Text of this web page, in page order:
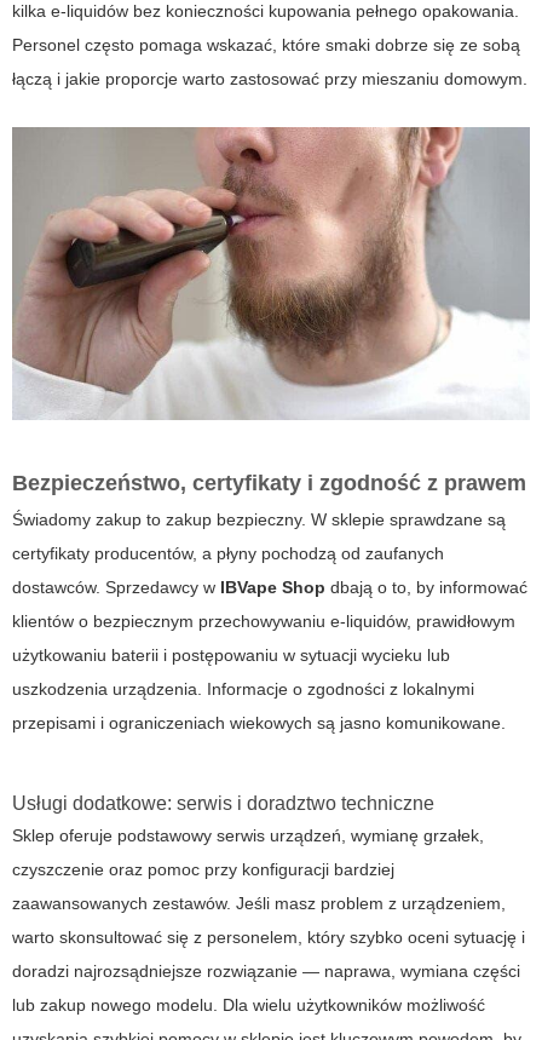
kilka e-liquidów bez konieczności kupowania pełnego opakowania.
Personel często pomaga wskazać, które smaki dobrze się ze sobą
łączą i jakie proporcje warto zastosować przy mieszaniu domowym.
Bezpieczeństwo, certyfikaty i zgodność z prawem
Świadomy zakup to zakup bezpieczny. W sklepie sprawdzane są
certyfikaty producentów, a płyny pochodzą od zaufanych
dostawców. Sprzedawcy w IBVape Shop dbają o to, by informować
klientów o bezpiecznym przechowywaniu e-liquidów, prawidłowym
użytkowaniu baterii i postępowaniu w sytuacji wycieku lub
uszkodzenia urządzenia. Informacje o zgodności z lokalnymi
przepisami i ograniczeniach wiekowych są jasno komunikowane.
Usługi dodatkowe: serwis i doradztwo techniczne
Sklep oferuje podstawowy serwis urządzeń, wymianę grzałek,
czyszczenie oraz pomoc przy konfiguracji bardziej
zaawansowanych zestawów. Jeśli masz problem z urządzeniem,
warto skonsultować się z personelem, który szybko oceni sytuację i
doradzi najrozsądniejsze rozwiązanie — naprawa, wymiana części
lub zakup nowego modelu. Dla wielu użytkowników możliwość